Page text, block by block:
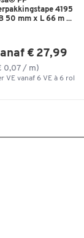
4195
50 mm x L 66 m ...
€ 27,99
0,07 / m)
VE vanaf 6 VE à 6 rol